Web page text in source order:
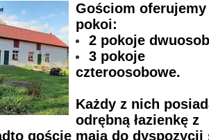
Gościom oferujemy
pokoi:
2 pokoje
3 pokoje
czteroosobowe.
Każdy z nich
odrębną łazienkę z
goście mają do dyspozycji